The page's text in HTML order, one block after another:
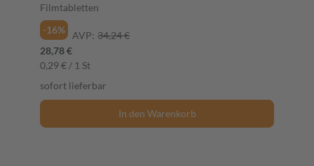
Filmtabletten
-16%
AVP: 34,24 €
28,78 €
0,29 € / 1 St
sofort lieferbar
In den Warenkorb